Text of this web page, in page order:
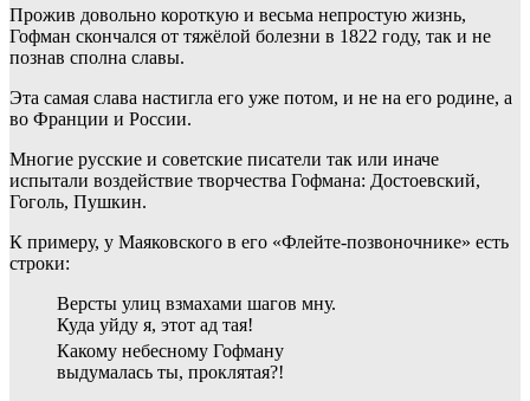
Прожив довольно короткую и весьма непростую жизнь,
Гофман скончался от тяжёлой болезни в 1822 году, так и не
познав сполна славы.
Эта самая слава настигла его уже потом, и не на его родине, а
во Франции и России.
Многие русские и советские писатели так или иначе
испытали воздействие творчества Гофмана: Достоевский,
Гоголь, Пушкин.
К примеру, у Маяковского в его «Флейте-позвоночнике» есть
строки:
Версты улиц взмахами шагов мну.
Куда уйду я, этот ад тая!
Какому небесному Гофману
выдумалась ты, проклятая?!